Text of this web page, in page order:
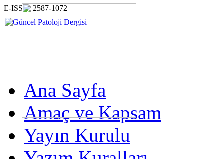
E-ISSN: 2587-1072
Ana Sayfa
Amaç ve Kapsam
Yayın Kurulu